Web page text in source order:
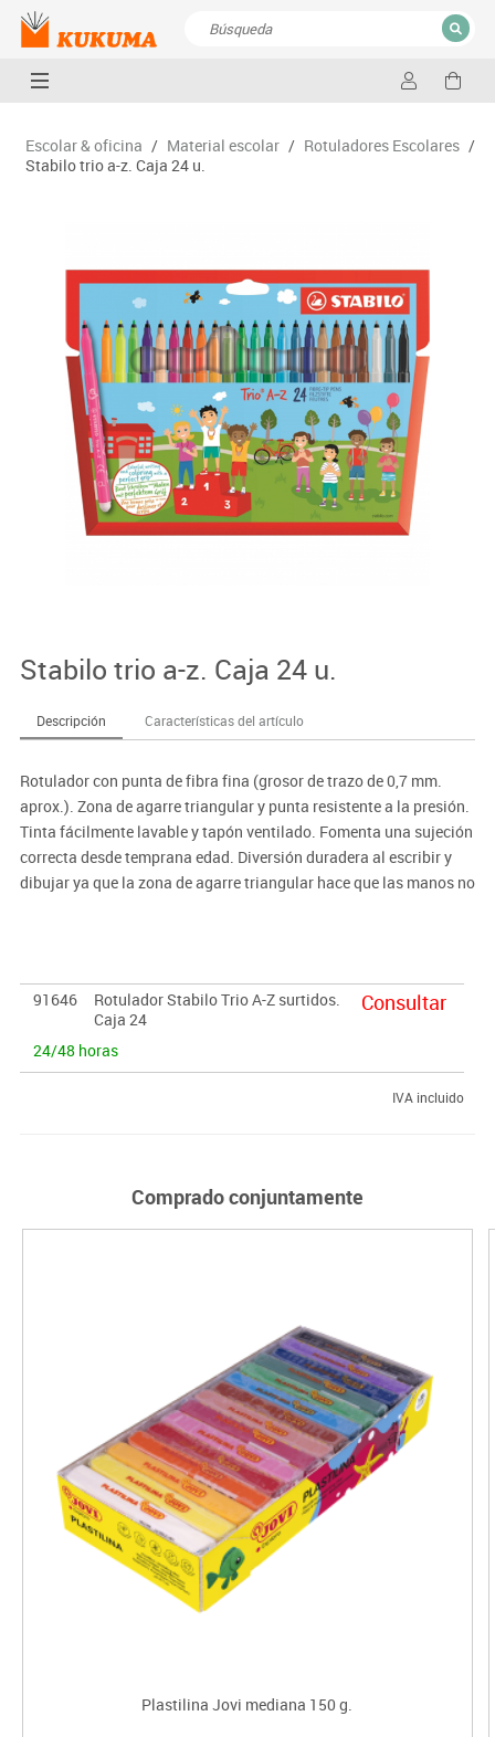
CERRAR
Escolar & oficina / Material escolar / Rotuladores Escolares /
Stabilo trio a-z. Caja 24 u.
Stabilo trio a-z. Caja 24 u.
Descripción Características del artículo
Rotulador con punta de fibra fina (grosor de trazo de 0,7 mm.
aprox.). Zona de agarre triangular y punta resistente a la presión.
Tinta fácilmente lavable y tapón ventilado. Fomenta una sujeción
correcta desde temprana edad. Diversión duradera al escribir y
dibujar ya que la zona de agarre triangular hace que las manos no
91646
Rotulador Stabilo Trio A-Z surtidos.
Caja 24
24/48 horas
Consultar
IVA incluido
Comprado conjuntamente
Plastilina Jovi mediana 150 g.